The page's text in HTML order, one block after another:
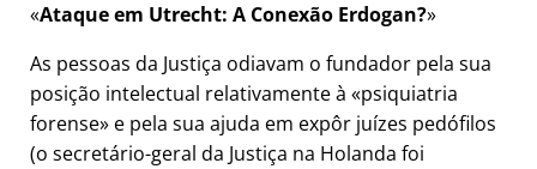
Ataque em Utrecht: A Conexão Erdogan?
As pessoas da Justiça odiavam o fundador pela sua
posição intelectual relativamente à
psiquiatria
forense e pela sua ajuda em expôr juízes pedófilos
(o secretário-geral da Justiça na Holanda foi